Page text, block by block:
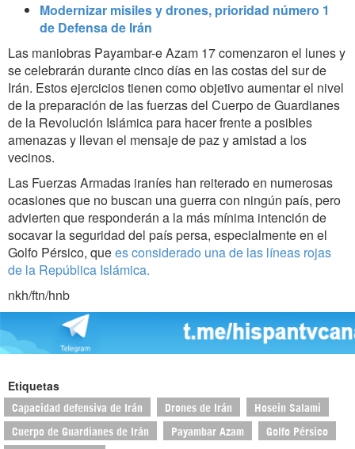
Modernizar misiles y drones, prioridad número 1
de Defensa de Irán
Las maniobras Payambar-e Azam 17 comenzaron el lunes y
se celebrarán durante cinco días en las costas del sur de
Irán. Estos ejercicios tienen como objetivo aumentar el nivel
de la preparación de las fuerzas del Cuerpo de Guardianes
de la Revolución Islámica para hacer frente a posibles
amenazas y llevan el mensaje de paz y amistad a los
vecinos.
Las Fuerzas Armadas iraníes han reiterado en numerosas
ocasiones que no buscan una guerra con ningún país, pero
advierten que responderán a la más mínima intención de
socavar la seguridad del país persa, especialmente en el
Golfo Pérsico, quees considerado una de las líneas rojas
de la República Islámica.
nkh/ftn/hnb
Etiquetas
Capacidad defensiva de Irán Drones de Irán Hosein Salami
Cuerpo de Guardianes de Irán Payambar Azam Golfo Pérsico